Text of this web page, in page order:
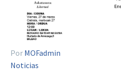
Por MOFadmin
Noticias